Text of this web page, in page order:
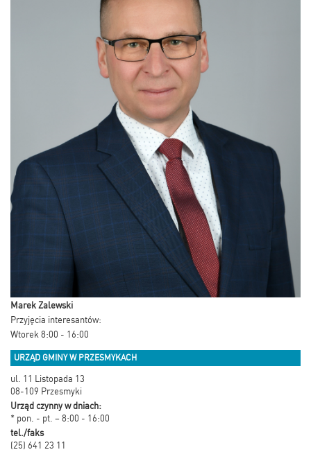
Marek Zalewski
Przyjęcia interesantów:
Wtorek 8:00 - 16:00
URZĄD GMINY W PRZESMYKACH
ul. 11 Listopada 13
08-109 Przesmyki
Urząd czynny w dniach:
* pon. - pt. – 8:00 - 16:00
tel./faks
(25) 641 23 11